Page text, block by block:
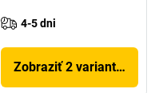
4-5 dni
Zobraziť 2 variantov